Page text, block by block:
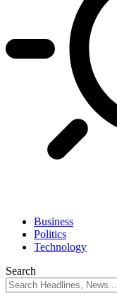
Business
Politics
Technology
Search